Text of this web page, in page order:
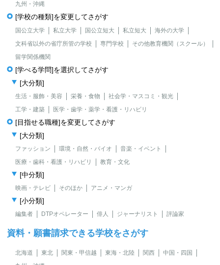
九州・沖縄
[学校の種類]を変更してさがす
国公立大学 私立大学 国公立短大 私立短大
海外の大学
文科省以外の省庁所管の学校
専門学校
その他教育機関（スクール）
留学関係機関
[学べる学問]を選択してさがす
[大分類]
生活・服飾・美容 栄養・食物
社会学・マスコミ・観光
工学・建築
医学・歯学・薬学・看護・リハビリ
[目指せる職種]を変更してさがす
[大分類]
ファッション 環境・自然・バイオ
音楽・イベント
医療・歯科・看護・リハビリ
教育・文化
[中分類]
映画・テレビ そのほか アニメ・マンガ
[小分類]
編集者 DTPオペレーター 俳人 ジャーナリスト 評論家
資料・願書請求できる学校をさがす
北海道 東北 関東・甲信越 東海・北陸 関西
中国・四国